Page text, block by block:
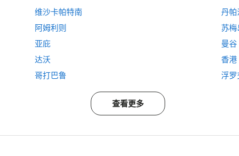
维沙卡帕特南
丹帕
阿姆利则
苏梅
亚庇
曼谷
达沃
香港
哥打巴鲁 浮罗
查看更多